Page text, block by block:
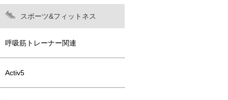
スポーツ&フィットネス
呼吸筋トレーナー関連
Activ5